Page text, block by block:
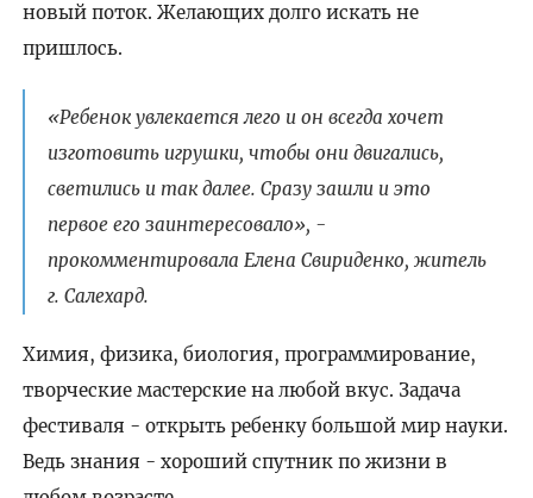
новый поток. Желающих долго искать не
пришлось.
«Ребенок увлекается лего и он всегда хочет
изготовить игрушки, чтобы они двигались,
светились и так далее. Сразу зашли и это
первое его заинтересовало», -
прокомментировала Елена Свириденко, житель
г. Салехард.
Химия, физика, биология, программирование,
творческие мастерские на любой вкус. Задача
фестиваля - открыть ребенку большой мир науки.
Ведь знания - хороший спутник по жизни в